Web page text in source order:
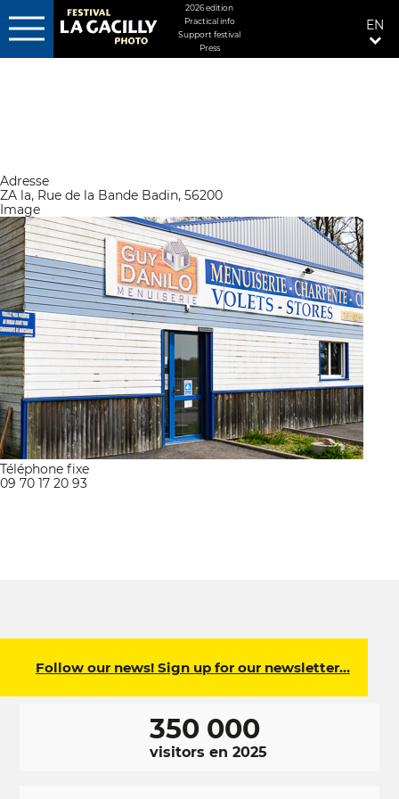
Skip
MENU
FIXÉ
DROITE
2026 edition
Practical info
Support festival
Press
EN
Adresse
ZA la, Rue de la Bande Badin, 56200
Image
Téléphone fixe
09 70 17 20 93
Follow our news! Sign up for our newsletter…
350 000
visitors en 2025